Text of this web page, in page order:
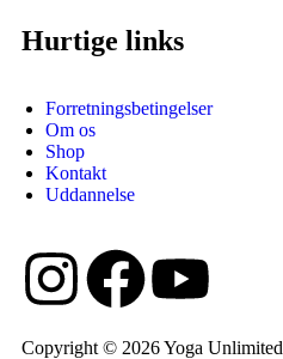
Hurtige links
Forretningsbetingelser
Om os
Shop
Kontakt
Uddannelse
Copyright © 2026 Yoga Unlimited